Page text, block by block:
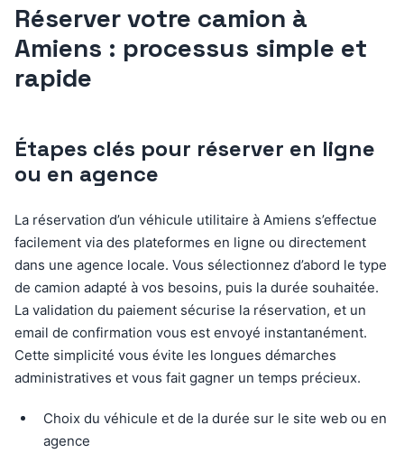
Réserver votre camion à
Amiens : processus simple et
rapide
Étapes clés pour réserver en ligne
ou en agence
La réservation d’un véhicule utilitaire à Amiens s’effectue
facilement via des plateformes en ligne ou directement
dans une agence locale. Vous sélectionnez d’abord le type
de camion adapté à vos besoins, puis la durée souhaitée.
La validation du paiement sécurise la réservation, et un
email de confirmation vous est envoyé instantanément.
Cette simplicité vous évite les longues démarches
administratives et vous fait gagner un temps précieux.
Choix du véhicule et de la durée sur le site web ou en
agence